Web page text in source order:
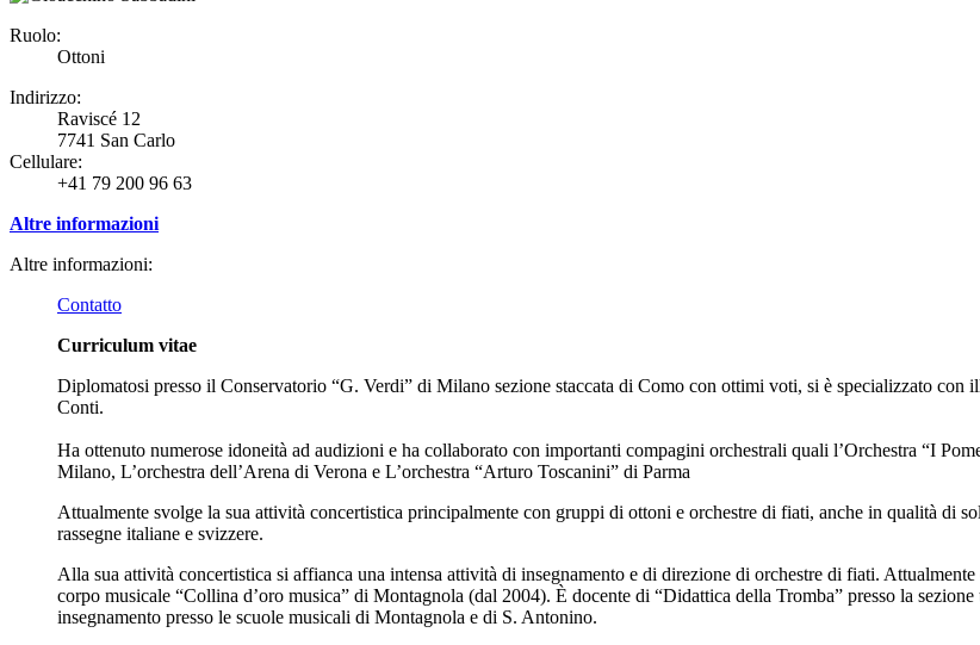
Ruolo:
Ottoni
Indirizzo:
Raviscé 12
7741 San Carlo
Cellulare:
+41 79 200 96 63
Altre informazioni
Altre informazioni:
Contatto
Curriculum vitae
Diplomatosi presso il Conservatorio “G. Verdi” di Milano sezione staccata di Como con ottimi voti, si è specializzato
Conti.
Ha ottenuto numerose idoneità ad audizioni e ha collaborato con importanti compagini orchestrali quali l’Orchestra “I
Milano, L’orchestra dell’Arena di Verona e L’orchestra “Arturo Toscanini” di Parma
Attualmente svolge la sua attività concertistica principalmente con gruppi di ottoni e orchestre di fiati, anche in qualità di
rassegne italiane e svizzere.
Alla sua attività concertistica si affianca una intensa attività di insegnamento e di direzione di orchestre di fiati.
corpo musicale “Collina d’oro musica” di Montagnola (dal 2004). È docente di “Didattica della Tromba” presso la
insegnamento presso le scuole musicali di Montagnola e di S. Antonino.